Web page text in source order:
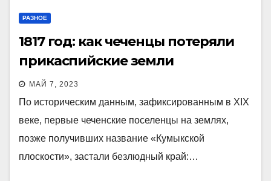
РАЗНОЕ
1817 год: как чеченцы потеряли
прикаспийские земли
МАЙ 7, 2023
По историческим данным, зафиксированным в XIX
веке, первые чеченские поселенцы на землях,
позже получивших название «Кумыкской
плоскости», застали безлюдный край:…